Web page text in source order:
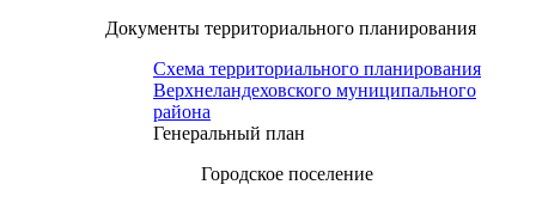
Документы территориального планирования
Схема территориального планирования
Верхнеландеховского муниципального
района
Генеральный план
Городское поселение